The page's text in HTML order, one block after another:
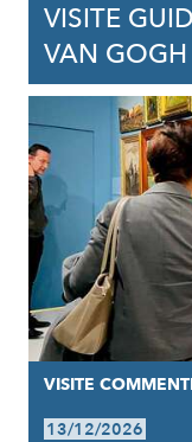
VISITE
VAN GOGH
VISITE
13/12/2026